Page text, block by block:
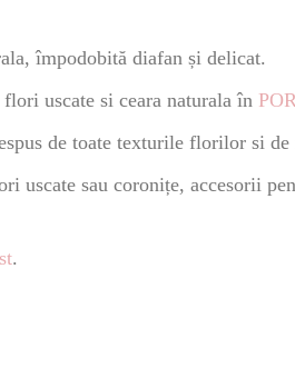
împodobită diafan și delicat.
uscate si ceara naturala în
de toate texturile florilor si
uscate sau coronițe, accesorii
.